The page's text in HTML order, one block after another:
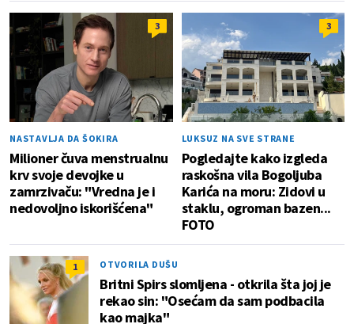
3
NASTAVLJA DA ŠOKIRA
Milioner čuva menstrualnu
krv svoje devojke u
zamrzivaču: "Vredna je i
nedovoljno iskorišćena"
3
LUKSUZ NA SVE STRANE
Pogledajte kako izgleda
raskošna vila Bogoljuba
Karića na moru: Zidovi u
staklu, ogroman bazen...
FOTO
1 OTVORILA DUŠU
Britni Spirs slomljena - otkrila šta joj je
rekao sin: "Osećam da sam podbacila
kao majka"